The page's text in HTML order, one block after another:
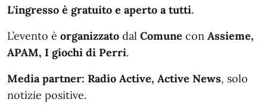
L'ingresso è gratuito e aperto a tutti.
L’evento è organizzato dal Comune con Assieme,
APAM, I giochi di Perri.
Media partner: Radio Active, Active News, solo
notizie positive.